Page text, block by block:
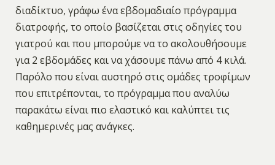
διαδίκτυο, γράφω ένα εβδομαδιαίο πρόγραμμα
διατροφής, το οποίο βασίζεται στις οδηγίες του
γιατρού και που μπορούμε να το ακολουθήσουμε
για 2 εβδομάδες και να χάσουμε πάνω από 4 κιλά.
Παρόλο που είναι αυστηρό στις ομάδες τροφίμων
που επιτρέπονται, το πρόγραμμα που αναλύω
παρακάτω είναι πιο ελαστικό και καλύπτει τις
καθημερινές μας ανάγκες.